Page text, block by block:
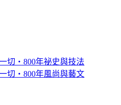
切‧800年祕史與技法
切‧800年風尚與藝文